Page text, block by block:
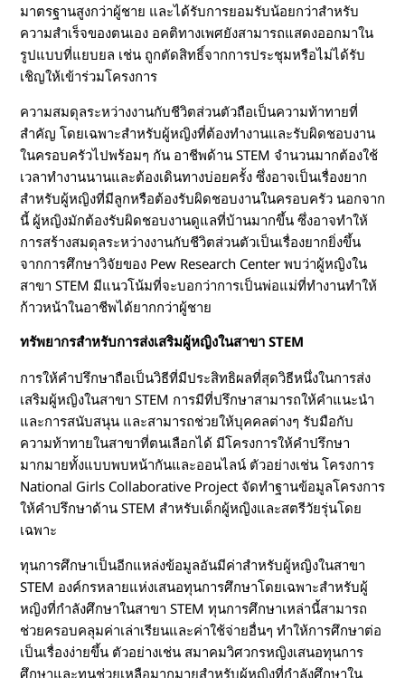
มาตรฐานสูงกว่าผู้ชาย และได้รับการยอมรับน้อยกว่าสำหรับ
ความสำเร็จของตนเอง อคติทางเพศยังสามารถแสดงออกมาใน
รูปแบบที่แยบยล เช่น ถูกตัดสิทธิ์จากการประชุมหรือไม่ได้รับ
เชิญให้เข้าร่วมโครงการ
ความสมดุลระหว่างงานกับชีวิตส่วนตัวถือเป็นความท้าทายที่
สำคัญ โดยเฉพาะสำหรับผู้หญิงที่ต้องทำงานและรับผิดชอบงาน
ในครอบครัวไปพร้อมๆ กัน อาชีพด้าน STEM จำนวนมากต้องใช้
เวลาทำงานนานและต้องเดินทางบ่อยครั้ง ซึ่งอาจเป็นเรื่องยาก
สำหรับผู้หญิงที่มีลูกหรือต้องรับผิดชอบงานในครอบครัว นอกจาก
นี้ ผู้หญิงมักต้องรับผิดชอบงานดูแลที่บ้านมากขึ้น ซึ่งอาจทำให้
การสร้างสมดุลระหว่างงานกับชีวิตส่วนตัวเป็นเรื่องยากยิ่งขึ้น
จากการศึกษาวิจัยของ Pew Research Center พบว่าผู้หญิงใน
สาขา STEM มีแนวโน้มที่จะบอกว่าการเป็นพ่อแม่ที่ทำงานทำให้
ก้าวหน้าในอาชีพได้ยากกว่าผู้ชาย
ทรัพยากรสำหรับการส่งเสริมผู้หญิงในสาขา STEM
การให้คำปรึกษาถือเป็นวิธีที่มีประสิทธิผลที่สุดวิธีหนึ่งในการส่ง
เสริมผู้หญิงในสาขา STEM การมีที่ปรึกษาสามารถให้คำแนะนำ
และการสนับสนุน และสามารถช่วยให้บุคคลต่างๆ รับมือกับ
ความท้าทายในสาขาที่ตนเลือกได้ มีโครงการให้คำปรึกษา
มากมายทั้งแบบพบหน้ากันและออนไลน์ ตัวอย่างเช่น โครงการ
National Girls Collaborative Project จัดทำฐานข้อมูลโครงการ
ให้คำปรึกษาด้าน STEM สำหรับเด็กผู้หญิงและสตรีวัยรุ่นโดย
เฉพาะ
ทุนการศึกษาเป็นอีกแหล่งข้อมูลอันมีค่าสำหรับผู้หญิงในสาขา
STEM องค์กรหลายแห่งเสนอทุนการศึกษาโดยเฉพาะสำหรับผู้
หญิงที่กำลังศึกษาในสาขา STEM ทุนการศึกษาเหล่านี้สามารถ
ช่วยครอบคลุมค่าเล่าเรียนและค่าใช้จ่ายอื่นๆ ทำให้การศึกษาต่อ
เป็นเรื่องง่ายขึ้น ตัวอย่างเช่น สมาคมวิศวกรหญิงเสนอทุนการ
ศึกษาและทุนช่วยเหลือมากมายสำหรับผู้หญิงที่กำลังศึกษาใน